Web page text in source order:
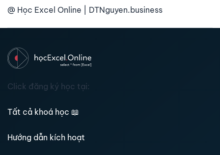
@ Học Excel Online | DTNguyen.business
Click đăng ký học tại:
Tất cả khoá học 📖
Hướng dẫn kích hoạt